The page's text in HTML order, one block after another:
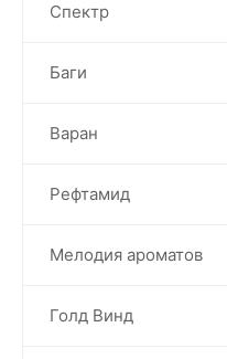
Спектр
Баги
Варан
Рефтамид
Мелодия ароматов
Голд Винд